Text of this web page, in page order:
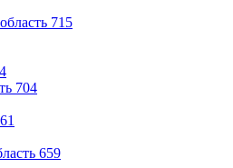
715
704
61
659